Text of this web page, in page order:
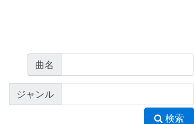
曲名
ジャンル
検索